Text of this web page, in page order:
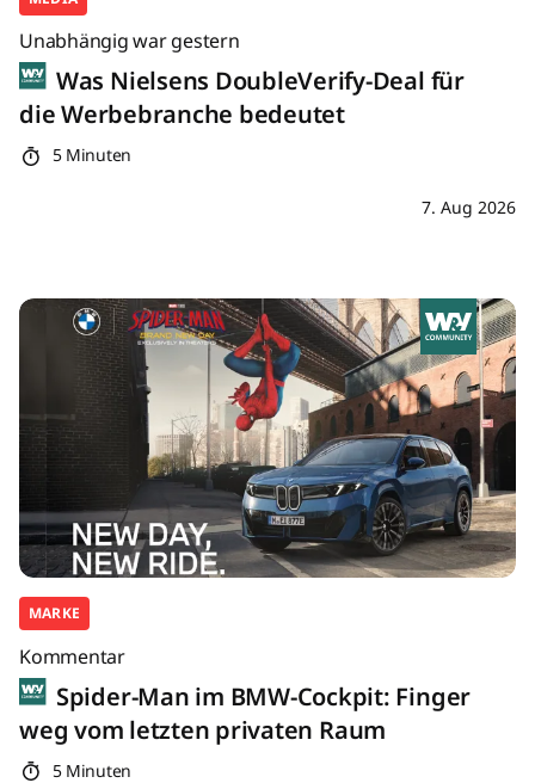
Unabhängig war gestern
Was Nielsens DoubleVerify-Deal für
die Werbebranche bedeutet
5 Minuten
7. Aug 2026
MARKE
Kommentar
Spider-Man im BMW-Cockpit: Finger
weg vom letzten privaten Raum
5 Minuten